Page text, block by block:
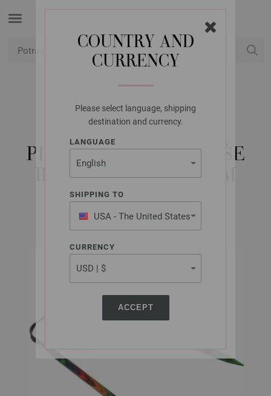
COUNTRY AND
CURRENCY
Please select language, shipping
destination and currency.
LANGUAGE
SHIPPING TO
USA - The United States
of America
CURRENCY
ACCEPT
LANA GROSSA
KRUŽNA IGLA ZA
PLETENJE-DRVO U VIŠE
BOJA U BOJI 6,5/60CM